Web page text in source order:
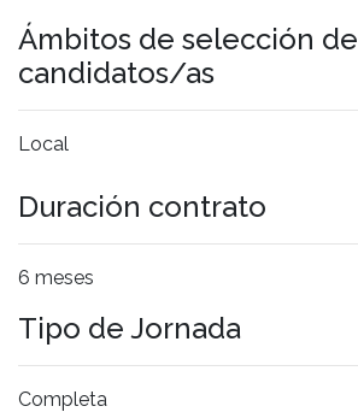
Ámbitos de selección de
candidatos/as
Local
Duración contrato
6 meses
Tipo de Jornada
Completa